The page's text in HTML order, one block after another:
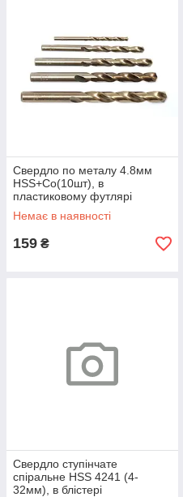
Свердло по металу 4.8мм
HSS+Co(10шт), в
пластиковому футлярі
Немає в наявності
159 ₴
Свердло ступінчате
спіральне HSS 4241 (4-
32мм), в блістері